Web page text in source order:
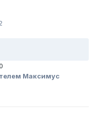
Максимус